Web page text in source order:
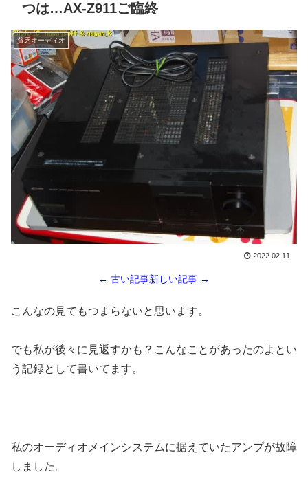
つは…AX-Z911ご臨終
貧乏オーディオ
2022.02.11
← 古い記事新しい記事 →
こんなの見てもつまらないと思います。
でも私が後々に見返すかも？こんなことがあったのよとい
う記録として書いてます。
私のオーディオメインシステムに据えていたアンプが故障
しました。